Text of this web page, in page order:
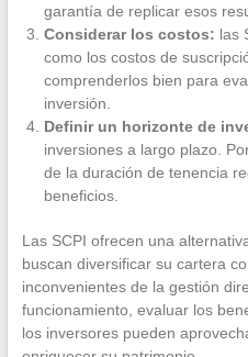
garantía de replicar esos
Considerar los costos: las
como los costos de
comprenderlos bien para
inversión.
Definir un horizonte de
inversiones a largo plazo.
de la duración de tenencia
beneficios.
Las SCPI ofrecen una
buscan diversificar su cartera
inconvenientes de la gestión
funcionamiento, evaluar los
los inversores pueden